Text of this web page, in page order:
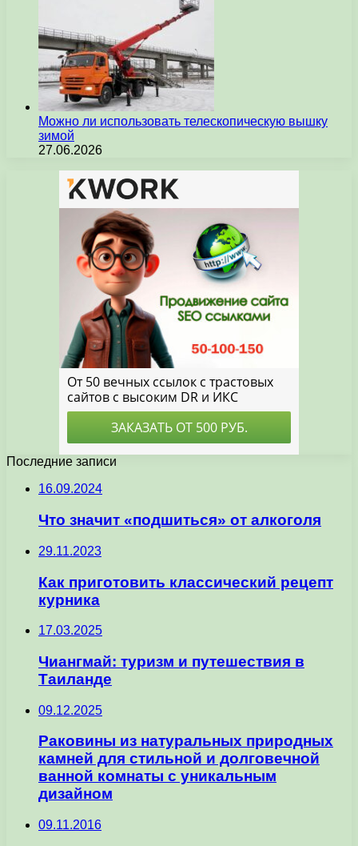
Можно ли использовать телескопическую вышку
зимой
27.06.2026
Последние записи
16.09.2024
Что значит «подшиться» от алкоголя
29.11.2023
Как приготовить классический рецепт
курника
17.03.2025
Чиангмай: туризм и путешествия в
Таиланде
09.12.2025
Раковины из натуральных природных
камней для стильной и долговечной
ванной комнаты с уникальным
дизайном
09.11.2016